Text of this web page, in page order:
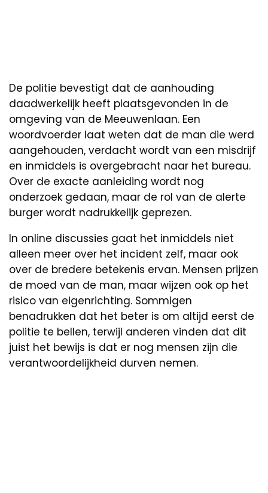
De politie bevestigt dat de aanhouding
daadwerkelijk heeft plaatsgevonden in de
omgeving van de Meeuwenlaan. Een
woordvoerder laat weten dat de man die werd
aangehouden, verdacht wordt van een misdrijf
en inmiddels is overgebracht naar het bureau.
Over de exacte aanleiding wordt nog
onderzoek gedaan, maar de rol van de alerte
burger wordt nadrukkelijk geprezen.
In online discussies gaat het inmiddels niet
alleen meer over het incident zelf, maar ook
over de bredere betekenis ervan. Mensen prijzen
de moed van de man, maar wijzen ook op het
risico van eigenrichting. Sommigen
benadrukken dat het beter is om altijd eerst de
politie te bellen, terwijl anderen vinden dat dit
juist het bewijs is dat er nog mensen zijn die
verantwoordelijkheid durven nemen.